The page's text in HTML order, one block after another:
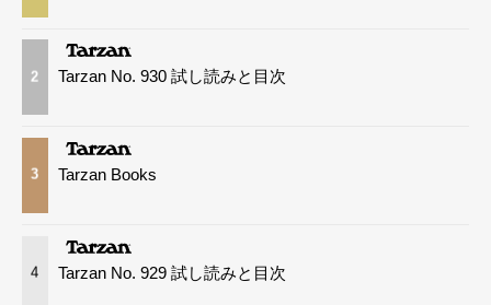
2 Tarzan No. 930 試し読みと目次
3 Tarzan Books
4 Tarzan No. 929 試し読みと目次